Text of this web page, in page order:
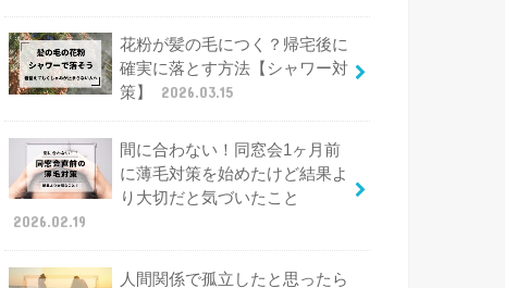
花粉が髪の毛につく？帰宅後に
確実に落とす方法【シャワー対
策】
2026.03.15
間に合わない！同窓会1ヶ月前
に薄毛対策を始めたけど結果よ
り大切だと気づいたこと
2026.02.19
人間関係で孤立したと思ったら